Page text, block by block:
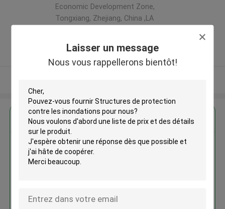
Laisser un message
Nous vous rappellerons bientôt!
Economic Development Zone,
Tongxiang, Zhejiang, China ,LA
Fournisseur vérifié
Structures de protection contre